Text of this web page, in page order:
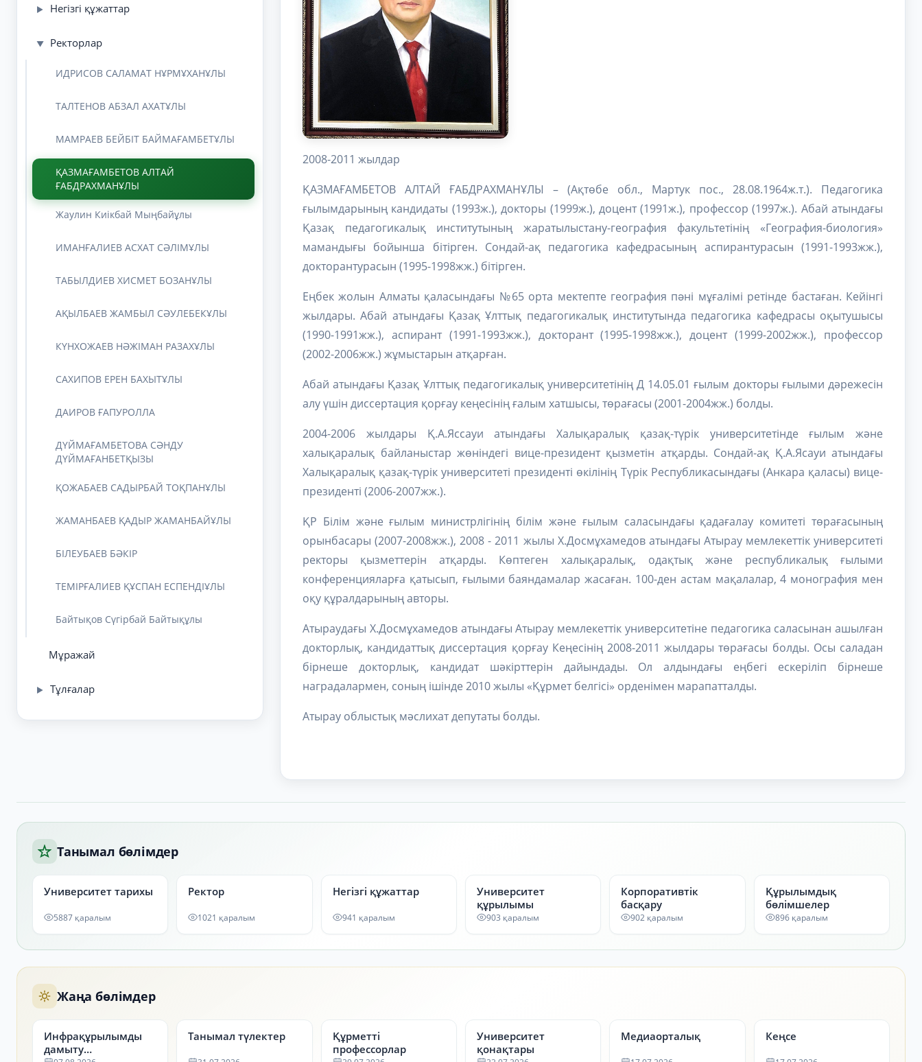
▶ Негізгі құжаттар
▼ Ректорлар
ИДРИСОВ САЛАМАТ НҰРМҰХАНҰЛЫ
ТАЛТЕНОВ АБЗАЛ АХАТҰЛЫ
МАМРАЕВ БЕЙБІТ БАЙМАҒАМБЕТҰЛЫ
ҚАЗМАҒАМБЕТОВ АЛТАЙ
ҒАБДРАХМАНҰЛЫ
Жаулин Киікбай Мыңбайұлы
ИМАНҒАЛИЕВ АСХАТ СӘЛІМҰЛЫ
ТАБЫЛДИЕВ ХИСМЕТ БОЗАНҰЛЫ
АҚЫЛБАЕВ ЖАМБЫЛ СӘУЛЕБЕКҰЛЫ
КҮНХОЖАЕВ НӘЖІМАН РАЗАХҰЛЫ
САХИПОВ ЕРЕН БАХЫТҰЛЫ
ДАИРОВ ҒАПУРОЛЛА
ДҮЙМАҒАМБЕТОВА СӘНДУ
ДҮЙМАҒАНБЕТҚЫЗЫ
ҚОЖАБАЕВ САДЫРБАЙ ТОҚПАНҰЛЫ
ЖАМАНБАЕВ ҚАДЫР ЖАМАНБАЙҰЛЫ
БІЛЕУБАЕВ БӘКІР
ТЕМІРҒАЛИЕВ ҚҰСПАН ЕСПЕНДІҰЛЫ
Байтықов Сүгірбай Байтықұлы
Мұражай
▶ Тұлғалар
2008-2011 жылдар
ҚАЗМАҒАМБЕТОВ АЛТАЙ ҒАБДРАХМАНҰЛЫ – (Ақтөбе обл., Мартук пос., 28.08.1964ж.т.). Педагогика
ғылымдарының кандидаты (1993ж.), докторы (1999ж.), доцент (1991ж.), профессор (1997ж.). Абай атындағы
Қазақ педагогикалық институтының жаратылыстану-география факультетінің «География-биология»
мамандығы бойынша бітірген. Сондай-ақ педагогика кафедрасының аспирантурасын (1991-1993жж.),
докторантурасын (1995-1998жж.) бітірген.
Еңбек жолын Алматы қаласындағы №65 орта мектепте география пəнi мұғалiмi ретiнде бастаған. Кейiнгi
жылдары. Абай атындағы Қазақ Ұлттық педагогикалық институтында педагогика кафедрасы оқытушысы
(1990-1991жж.), аспирант (1991-1993жж.), докторант (1995-1998жж.), доцент (1999-2002жж.), профессор
(2002-2006жж.) жұмыстарын атқарған.
Абай атындағы Қазақ Ұлттық педагогикалық университетінің Д 14.05.01 ғылым докторы ғылыми дәрежесін
алу үшін диссертация қорғау кеңесінің ғалым хатшысы, төрағасы (2001-2004жж.) болды.
2004-2006 жылдары Қ.А.Яссауи атындағы Халықаралық қазақ-түрік университетінде ғылым және
халықаралық байланыстар жөніндегі вице-президент қызметін атқарды. Сондай-ақ Қ.А.Ясауи атындағы
Халықаралық қазақ-түрік университеті президенті өкілінің Түрік Республикасындағы (Анкара қаласы) вице-
президенті (2006-2007жж.).
ҚР Білім және ғылым министрлігінің білім және ғылым саласындағы қадағалау комитеті төрағасының
орынбасары (2007-2008жж.), 2008 - 2011 жылы Х.Досмұхамедов атындағы Атырау мемлекеттік университеті
ректоры қызметтерін атқарды. Көптеген халықаралық, одақтық және республикалық ғылыми
конференцияларға қатысып, ғылыми баяндамалар жасаған. 100-ден астам мақалалар, 4 монография мен
оқу құралдарының авторы.
Атыраудағы Х.Досмұхамедов атындағы Атырау мемлекеттік университетіне педагогика саласынан ашылған
докторлық, кандидаттық диссертация қорғау Кеңесінің 2008-2011 жылдары төрағасы болды. Осы саладан
бірнеше докторлық, кандидат шәкірттерін дайындады. Ол алдындағы еңбегі ескеріліп бірнеше
наградалармен, соның ішінде 2010 жылы «Құрмет белгісі» орденімен марапатталды.
Атырау облыстық мәслихат депутаты болды.
Танымал бөлімдер
Университет тарихы
5887 қаралым
Ректор
1021 қаралым
Негізгі құжаттар
941 қаралым
Университет
құрылымы
903 қаралым
Корпоративтік
басқару
902 қаралым
Құрылымдық
бөлімшелер
896 қаралым
Жаңа бөлімдер
Инфрақұрылымды
дамыту
Танымал түлектер
Құрметті
профессорлар
Университет
қонақтары
Медиаорталық Кеңсе